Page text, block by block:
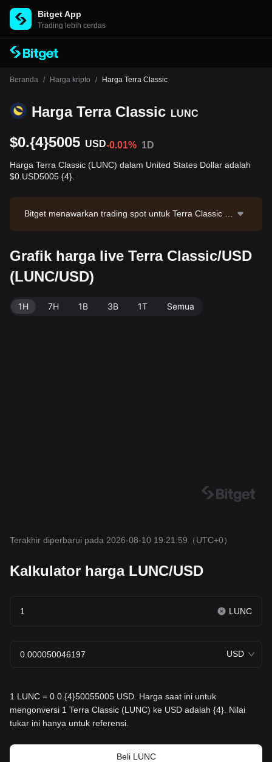
Bitget App
Trading lebih cerdas
Beranda / Harga kripto / Harga Terra Classic
Harga Terra Classic LUNC
$0.{4}5005 USD-0.01% 1D
Harga Terra Classic (LUNC) dalam United States Dollar adalah
$0.USD5005 {4}.
Bitget menawarkan trading spot untuk Terra Classic m
g 24 jam sebesar $28,038.84. Terra Classic memiliki k
apitalisasi pasar sebesar $276,318,203.33 dengan su
plai beredar sebesar 5.52T LUNC. Sumber data: Exch
9.
Grafik harga live Terra Classic/USD
(LUNC/USD)
1H 7H 1B 3B 1T Semua
Terakhir diperbarui pada 2026-08-10 19:21:59 （UTC+0）
Kalkulator harga LUNC/USD
LUNC
USD
1 LUNC = 0.0.{4}50055005 USD. Harga saat ini untuk
mengonversi 1 Terra Classic (LUNC) ke USD adalah {4}. Nilai
tukar ini hanya untuk referensi.
Beli LUNC